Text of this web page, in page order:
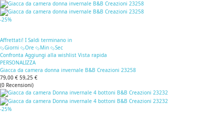
-25%
Affrettati! I Saldi terminano in
Giorni
Ore Min
Sec
Confronta Aggiungi alla wishlist Vista rapida
PERSONALIZZA
Giacca da camera donna invernale B&B Creazioni 23258
79,00 € 59,25 €
(0 Recensioni)
-25%